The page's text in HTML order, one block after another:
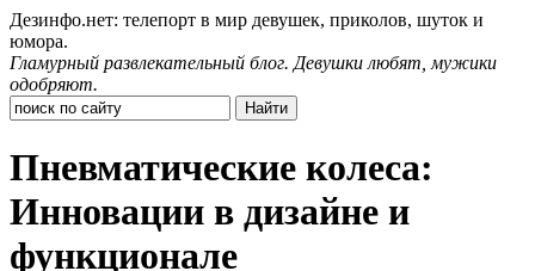
Дезинфо.нет: телепорт в мир девушек, приколов, шуток и
юмора.
Гламурный развлекательный блог. Девушки любят, мужики
одобряют.
Пневматические колеса:
Инновации в дизайне и
функционале